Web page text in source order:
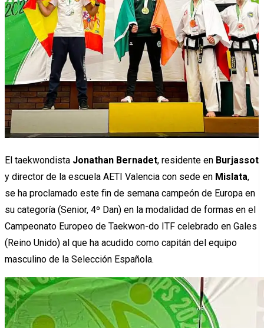
El taekwondista Jonathan Bernadet, residente en Burjassot
y director de la escuela AETI Valencia con sede en Mislata,
se ha proclamado este fin de semana campeón de Europa en
su categoría (Senior, 4º Dan) en la modalidad de formas en el
Campeonato Europeo de Taekwon-do ITF celebrado en Gales
(Reino Unido) al que ha acudido como capitán del equipo
masculino de la Selección Española.